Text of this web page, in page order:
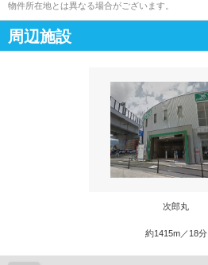
物件所在地とは異なる場合がございます。
周辺施設
次郎丸
約1415m／18分